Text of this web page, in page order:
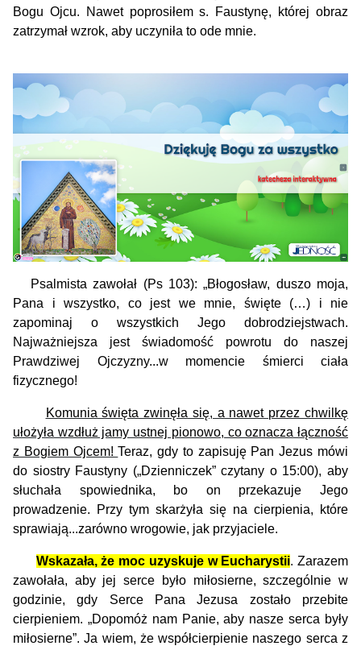
Bogu Ojcu.
Nawet poprosiłem s. Faustynę, której obraz
zatrzymał wzrok, aby uczyniła to ode mnie.
Psalmista zawołał (Ps 103): „Błogosław, duszo moja,
Pana i wszystko, co jest we mnie, święte (…) i nie
zapominaj o wszystkich Jego dobrodziejstwach.
Najważniejsza jest świadomość powrotu do naszej
Prawdziwej Ojczyzny...w momencie śmierci ciała
fizycznego!
Komunia święta zwinęła się, a nawet przez chwilkę
ułożyła wzdłuż jamy ustnej pionowo, co oznacza łączność
z Bogiem Ojcem!Teraz, gdy to zapisuję Pan Jezus mówi
do siostry Faustyny („Dzienniczek” czytany o 15:00), aby
słuchała spowiednika, bo on przekazuje Jego
prowadzenie. Przy tym skarżyła się na cierpienia, które
sprawiają...zarówno wrogowie, jak przyjaciele.
Wskazała, że moc uzyskuje w Eucharystii. Zarazem
zawołała, aby jej serce było miłosierne, szczególnie w
godzinie, gdy Serce Pana Jezusa zostało przebite
cierpieniem. „Dopomóż nam Panie, aby nasze serca były
miłosierne”. Ja wiem, że współcierpienie naszego serca z